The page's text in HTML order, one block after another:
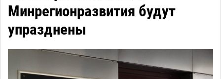
Минрегионразвития будут
упразднены